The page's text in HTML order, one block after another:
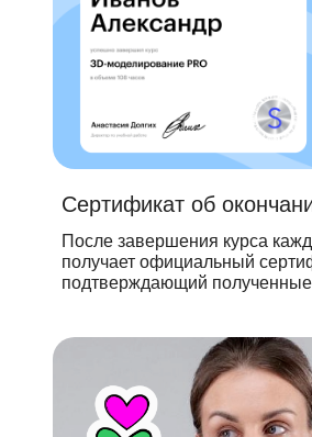
Сертификат об
После завершения курса
получает официальный
подтверждающий полученные